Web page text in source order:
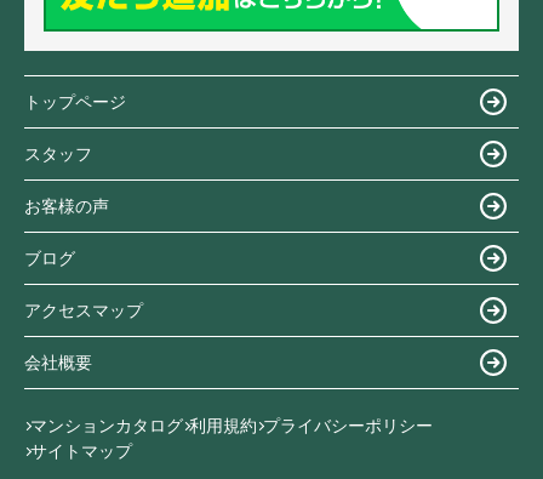
トップページ
スタッフ
お客様の声
ブログ
アクセスマップ
会社概要
マンションカタログ 利用規約 プライバシーポリシー
サイトマップ